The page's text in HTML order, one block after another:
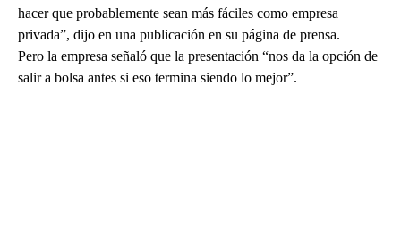
hacer que probablemente sean más fáciles como empresa
privada”, dijo en una publicación en su página de prensa.
Pero la empresa señaló que la presentación “nos da la opción de
salir a bolsa antes si eso termina siendo lo mejor”.